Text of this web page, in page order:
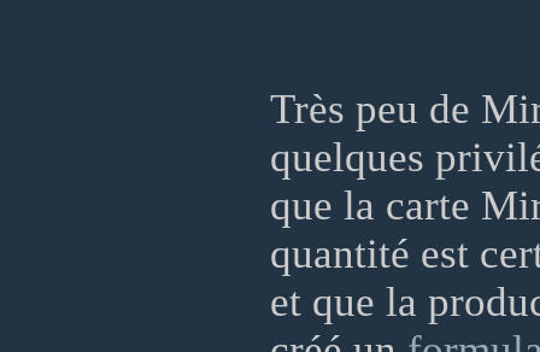
Très peu de
quelques
que la carte
quantité est
et que la